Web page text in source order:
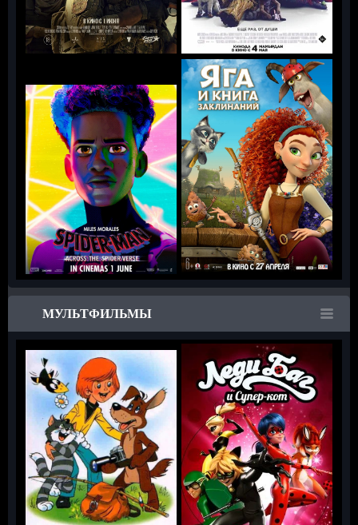
МУЛЬТФИЛЬМЫ